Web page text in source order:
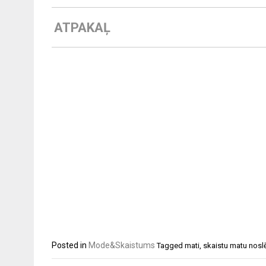
ATPAKAĻ
Posted in Mode&Skaistums Tagged mati, skaistu matu